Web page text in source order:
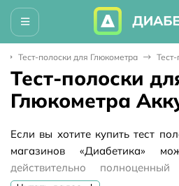
Тест-полоски для Глюкометра
Тест-полоски
Глюкометра
Если вы хотите купить тест
магазинов «Диабетика»
действительно